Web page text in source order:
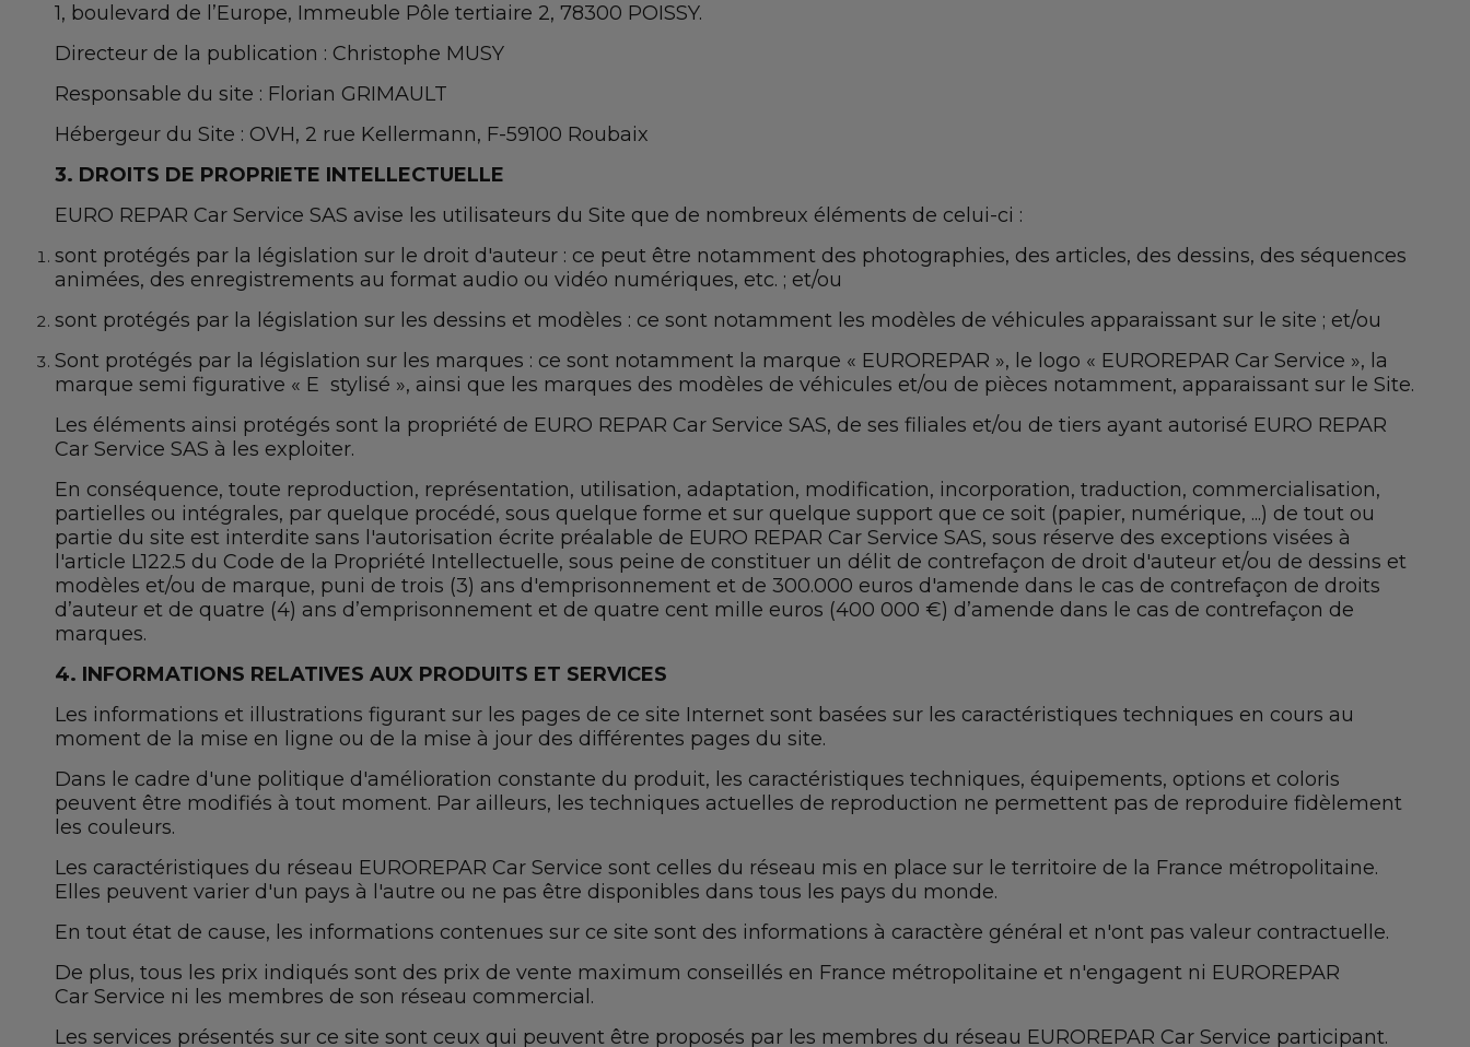
1, boulevard de l’Europe, Immeuble Pôle tertiaire 2, 78300 POISSY.
Directeur de la publication : Christophe MUSY
Responsable du site : Florian GRIMAULT
Hébergeur du Site : OVH, 2 rue Kellermann, F-59100 Roubaix
3. DROITS DE PROPRIETE INTELLECTUELLE
EURO REPAR Car Service SAS avise les utilisateurs du Site que de nombreux éléments de celui-ci :
sont protégés par la législation sur le droit d'auteur : ce peut être notamment des photographies, des articles, des dessins, des séquences
animées, des enregistrements au format audio ou vidéo numériques, etc. ; et/ou
sont protégés par la législation sur les dessins et modèles : ce sont notamment les modèles de véhicules apparaissant sur le site ; et/ou
Sont protégés par la législation sur les marques : ce sont notamment la marque « EUROREPAR », le logo « EUROREPAR Car Service », la
marque semi figurative « E stylisé », ainsi que les marques des modèles de véhicules et/ou de pièces notamment, apparaissant sur le Site.
Les éléments ainsi protégés sont la propriété de EURO REPAR Car Service SAS, de ses filiales et/ou de tiers ayant autorisé EURO REPAR
Car Service SAS à les exploiter.
En conséquence, toute reproduction, représentation, utilisation, adaptation, modification, incorporation, traduction, commercialisation,
partielles ou intégrales, par quelque procédé, sous quelque forme et sur quelque support que ce soit (papier, numérique, ...) de tout ou
partie du site est interdite sans l'autorisation écrite préalable de EURO REPAR Car Service SAS, sous réserve des exceptions visées à
l'article L122.5 du Code de la Propriété Intellectuelle, sous peine de constituer un délit de contrefaçon de droit d'auteur et/ou de dessins et
modèles et/ou de marque, puni de trois (3) ans d'emprisonnement et de 300.000 euros d'amende dans le cas de contrefaçon de droits
d’auteur et de quatre (4) ans d’emprisonnement et de quatre cent mille euros (400 000 €) d’amende dans le cas de contrefaçon de
marques.
4. INFORMATIONS RELATIVES AUX PRODUITS ET SERVICES
Les informations et illustrations figurant sur les pages de ce site Internet sont basées sur les caractéristiques techniques en cours au
moment de la mise en ligne ou de la mise à jour des différentes pages du site.
Dans le cadre d'une politique d'amélioration constante du produit, les caractéristiques techniques, équipements, options et coloris
peuvent être modifiés à tout moment. Par ailleurs, les techniques actuelles de reproduction ne permettent pas de reproduire fidèlement
les couleurs.
Les caractéristiques du réseau EUROREPAR Car Service sont celles du réseau mis en place sur le territoire de la France métropolitaine.
Elles peuvent varier d'un pays à l'autre ou ne pas être disponibles dans tous les pays du monde.
En tout état de cause, les informations contenues sur ce site sont des informations à caractère général et n'ont pas valeur contractuelle.
De plus, tous les prix indiqués sont des prix de vente maximum conseillés en France métropolitaine et n'engagent ni EUROREPAR
Car Service ni les membres de son réseau commercial.
Les services présentés sur ce site sont ceux qui peuvent être proposés par les membres du réseau EUROREPAR Car Service participant.